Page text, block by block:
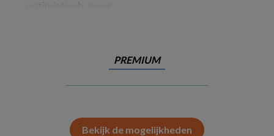
PREMIUM
Bekijk de mogelijkheden